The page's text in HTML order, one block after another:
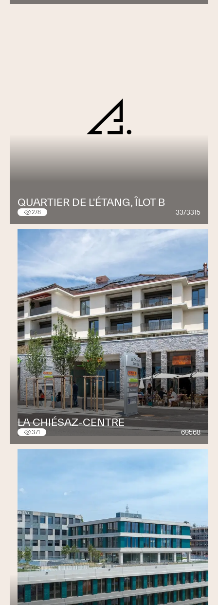
QUARTIER DE L'ÉTANG, ÎLOT B
278 33/3315
LA CHIÉSAZ-CENTRE
371 69568